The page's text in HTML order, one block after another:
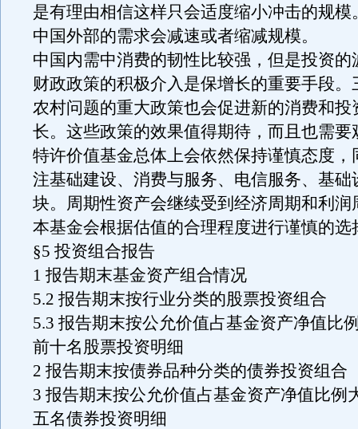
是有理由相信这样只会适度缩小冲击的规模
中国外部的需求会减速或者缩减规模。
中国内需中消费的韧性比较强，但是投资的
财政政策的积极介入是保增长的重要手段。
农村问题的重大政策也会促进新的消费和投
长。这些政策的效果值得期待，而且也需要
特许价值基金总体上会依然保持谨慎态度，
注基础建设、消费与服务、电信服务、基础
块。周期性资产会继续受到经济周期和利润
本基金会根据估值的合理程度进行谨慎的选
§5 投资组合报告
1 报告期末基金资产组合情况
5.2 报告期末按行业分类的股票投资组合
5.3 报告期末按公允价值占基金资产净值比
前十名股票投资明细
2 报告期末按债券品种分类的债券投资组合
3 报告期末按公允价值占基金资产净值比例
五名债券投资明细